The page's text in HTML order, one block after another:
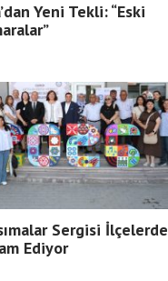
Yeni Tekli: “Eski
Sergisi İlçelerde
Ediyor